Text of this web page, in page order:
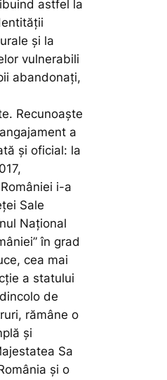
astfel la
și la
vulnerabili
abandonați,
Recunoaște
a
și oficial: la
i-a
Sale
Național
în grad
cea mai
a statului
de
rămâne o
și
Sa
și o